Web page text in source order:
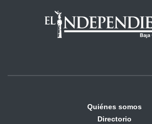
Quiénes somos
Directorio